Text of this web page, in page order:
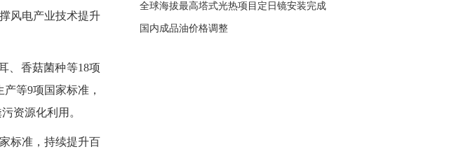
风电产业技术提升
、香菇菌种等18项
等9项国家标准，
资源化利用。
标准，持续提升百
全球海拔最高塔式光热项目定日镜安装完成
国内成品油价格调整